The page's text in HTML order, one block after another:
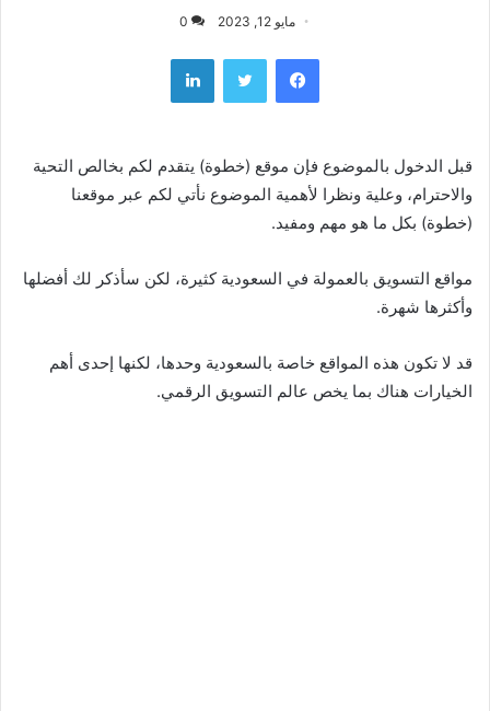
مايو 12, 2023 0
لينكدإن
قبل الدخول بالموضوع فإن موقع (خطوة) يتقدم لكم بخالص التحية
والاحترام، وعلية ونظرا لأهمية الموضوع نأتي لكم عبر موقعنا
(خطوة) بكل ما هو مهم ومفيد.
مواقع التسويق بالعمولة في السعودية كثيرة، لكن سأذكر لك أفضلها
وأكثرها شهرة.
قد لا تكون هذه المواقع خاصة بالسعودية وحدها، لكنها إحدى أهم
الخيارات هناك بما يخص عالم التسويق الرقمي.